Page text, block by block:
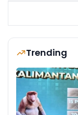
Trending